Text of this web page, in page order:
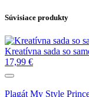
Súvisiace produkty
Kreatívna sada so
17,99 €
Plagát My Style